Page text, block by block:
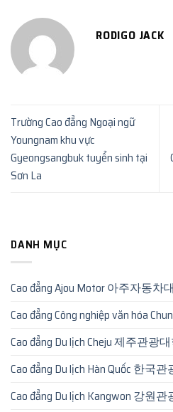
RODIGO JACK
Trường Cao đẳng Ngoại ngữ
Youngnam khu vực
Gyeongsangbuk tuyển sinh tại
Sơn La
DANH MỤC
Cao đẳng Ajou Motor 아주자동차
Cao đẳng Công nghiệp văn hóa
Cao đẳng Du lịch Cheju 제주관광
Cao đẳng Du lịch Hàn Quốc 한국
Cao đẳng Du lịch Kangwon 강원